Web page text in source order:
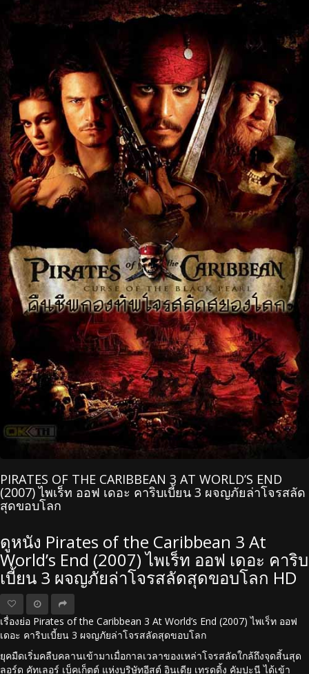
PIRATES OF THE CARIBBEAN 3 AT WORLD’S END
(2007) ไพเร็ท ออฟ เดอะ คาริบเบี้ยน 3 ผจญภัยล่าโจรสลัด
สุดขอบโลก
ดูหนัง Pirates of the Caribbean 3 At
World’s End (2007) ไพเร็ท ออฟ เดอะ คาริบ
เบี้ยน 3 ผจญภัยล่าโจรสลัดสุดขอบโลก HD
เรื่องย่อ Pirates of the Caribbean 3 At World’s End (2007) ไพเร็ท ออฟ
เดอะ คาริบเบี้ยน 3 ผจญภัยล่าโจรสลัดสุดขอบโลก
ยุคมืดเริ่มคลืบคลานเข้ามาเมื่อกาลเวลาของเหล่าโจรสลัดใกล้ถึงจุดสิ้นสุด
ลอร์ด คัทเลอร์ เบ็คเก็ตต์ แห่งบริษัทอีสต์ อินเดีย เทรดดิ้ง คัมปะนี ได้เข้า